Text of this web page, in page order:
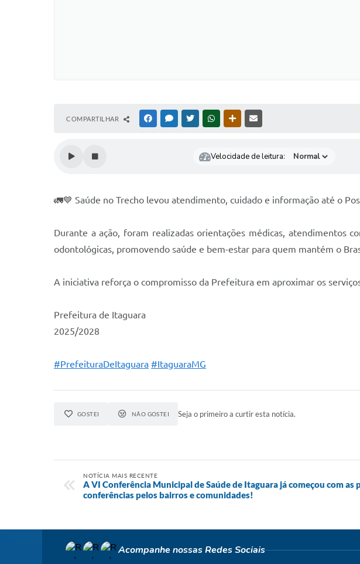
COMPARTILHAR FACEBOOKMESSENGER
TWITTERWHATSAPPOUTRAS MÍDIAS
Velocidade de leitura:
🚛💙 Saúde no Trecho levou atendimento, cuidado e informação até o
Durante a ação, foram realizadas orientações médicas, atendimentos
odontológicas, promovendo saúde e bem-estar para quem mantém o
A iniciativa reforça o compromisso da Prefeitura em aproximar os
Prefeitura de Itaguara
2025/2028
#PrefeituraDeItaguara #ItaguaraMG
GOSTEI NÃO GOSTEI Seja o primeiro a curtir esta notícia.
NOTÍCIA MAIS RECENTE
A VI Conferência Municipal de Saúde de Itaguara já começou com as
conferências pelos bairros e comunidades!
Acompanhe nossas Redes Sociais